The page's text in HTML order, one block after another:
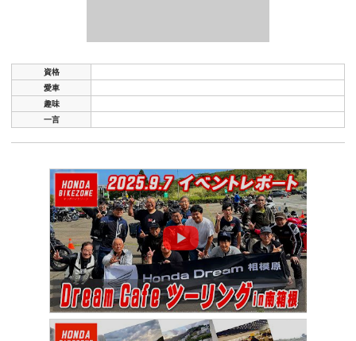
資格
愛車
趣味
一言